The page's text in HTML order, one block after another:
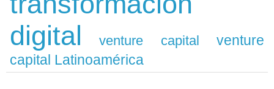
digital
venture capital
venture
capital Latinoamérica